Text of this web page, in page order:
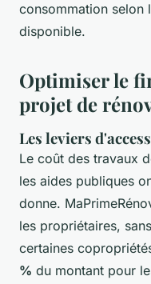
consommation selon
disponible.
Optimiser le
projet de
Les leviers
Le coût des travaux
les aides publiques
donne.
les propriétaires,
certaines
% du montant pour